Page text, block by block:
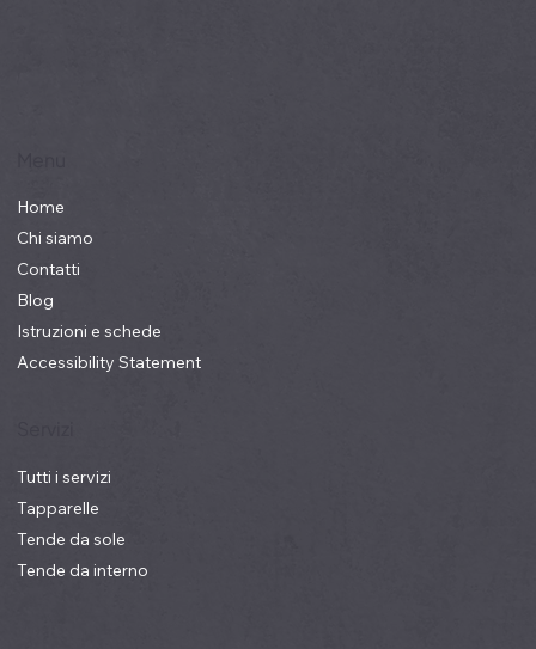
Home
Chi siamo
Contatti
Blog
Istruzioni e schede
Accessibility Statement
Tutti i servizi
Tapparelle
Tende da sole
Tende da interno